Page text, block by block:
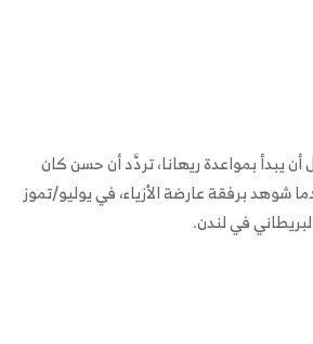
أن يبدأ بمواعدة ريهانا، تردَّد أن حسن كان
شوهد برفقة عارضة الأزياء، في يوليو/تموز